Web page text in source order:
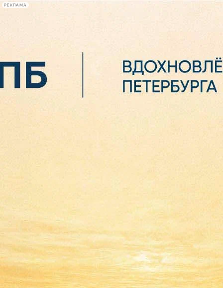
РЕКЛАМА
Сегодня:
2026.08.06
18:37